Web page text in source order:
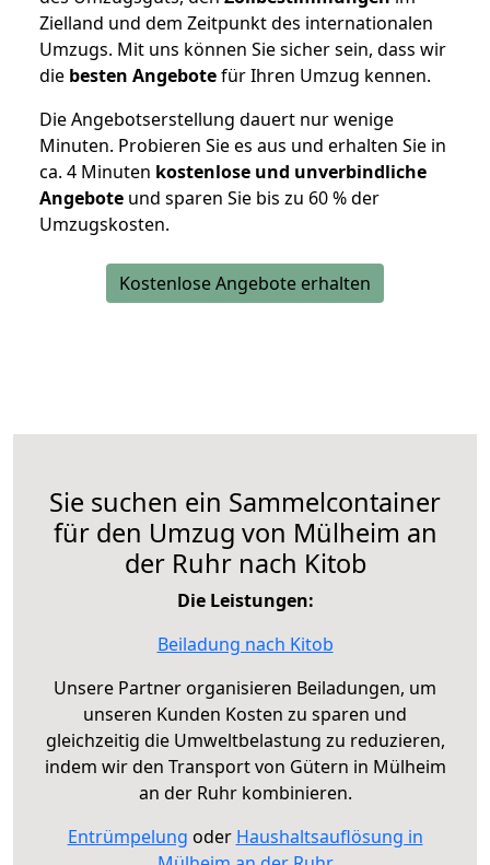
Zielland und dem Zeitpunkt des internationalen
Umzugs. Mit uns können Sie sicher sein, dass wir
die besten Angebotefür Ihren Umzug kennen.
Die Angebotserstellung dauert nur wenige
Minuten. Probieren Sie es aus und erhalten Sie in
ca. 4 Minuten kostenlose und unverbindliche
Angebote und sparen Sie bis zu 60 % der
Umzugskosten.
Kostenlose Angebote erhalten
Sie suchen ein Sammelcontainer
für den Umzug von Mülheim an
der Ruhr nach Kitob
Die Leistungen:
Beiladung nach Kitob
Unsere Partner organisieren Beiladungen, um
unseren Kunden Kosten zu sparen und
gleichzeitig die Umweltbelastung zu reduzieren,
indem wir den Transport von Gütern in Mülheim
an der Ruhr kombinieren.
Entrümpelung oder Haushaltsauflösung in